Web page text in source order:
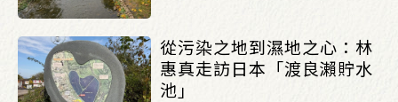
從污染之地到濕地之心：林
惠真走訪日本「渡良瀨貯水
池」